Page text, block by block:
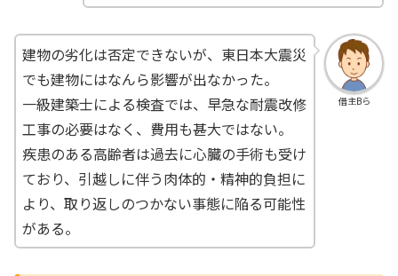
借主Bら
建物の劣化は否定できないが、東日本大震災
でも建物にはなんら影響が出なかった。
一級建築士による検査では、早急な耐震改修
工事の必要はなく、費用も甚大ではない。
疾患のある高齢者は過去に心臓の手術も受け
ており、引越しに伴う肉体的・精神的負担に
より、取り返しのつかない事態に陥る可能性
がある。